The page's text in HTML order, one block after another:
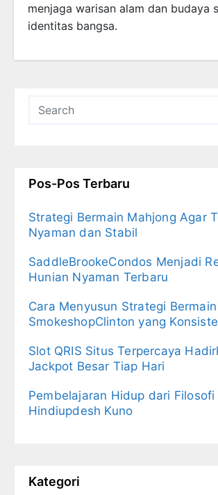
menjaga warisan alam dan budaya
identitas bangsa.
Pos-Pos Terbaru
Strategi Bermain Mahjong Agar
Nyaman dan Stabil
SaddleBrookeCondos Menjadi
Hunian Nyaman Terbaru
Cara Menyusun Strategi Bermain
SmokeshopClinton yang
Slot QRIS Situs Terpercaya
Jackpot Besar Tiap Hari
Pembelajaran Hidup dari Filosofi
Hindiupdesh Kuno
Kategori